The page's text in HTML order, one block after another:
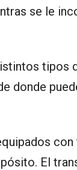
se le
tipos
donde
El